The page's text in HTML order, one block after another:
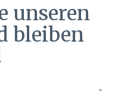
unseren
bleiben